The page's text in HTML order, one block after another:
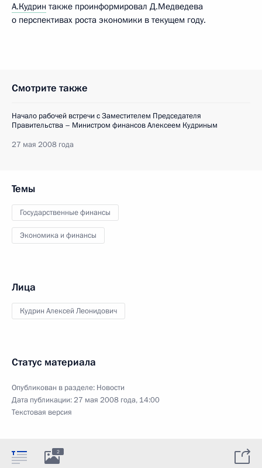
А.Кудрин также проинформировал Д.Медведева
о перспективах роста экономики в текущем году.
Смотрите также
Начало рабочей встречи с Заместителем Председателя
Правительства – Министром финансов Алексеем Кудриным
27 мая 2008 года
Темы
Государственные финансы
Экономика и финансы
Лица
Кудрин Алексей Леонидович
Статус материала
Опубликован в разделе: Новости
Дата публикации:27 мая 2008 года, 14:00
Текстовая версия
2